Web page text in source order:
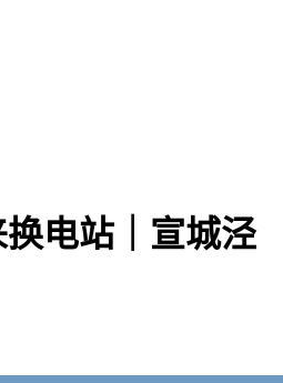
换电站｜宣城泾